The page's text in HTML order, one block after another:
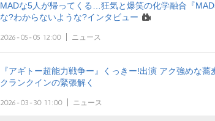
MADな5人が帰ってくる…狂気と爆笑の化学融合『
な?わからないような?インタビュー
2026-05-05 12:00 ニュース
『アギトー超能力戦争ー』くっきー!出演 アク強めな
クランクインの緊張解く
2026-03-30 11:00 ニュース